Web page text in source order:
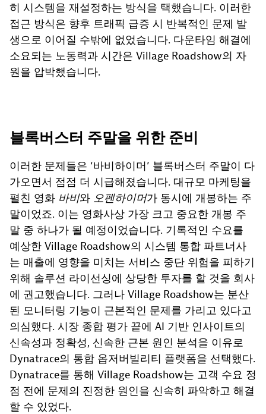
히 시스템을 재설정하는 방식을 택했습니다. 이러한
접근 방식은 향후 트래픽 급증 시 반복적인 문제 발
생으로 이어질 수밖에 없었습니다. 다운타임 해결에
소요되는 노동력과 시간은 Village Roadshow의 자
원을 압박했습니다.
블록버스터 주말을 위한 준비
이러한 문제들은 ‘바비하이머’ 블록버스터 주말이 다
가오면서 점점 더 시급해졌습니다. 대규모 마케팅을
펼친 영화 바비와 오펜하이머가 동시에 개봉하는 주
말이었죠. 이는 영화사상 가장 크고 중요한 개봉 주
말 중 하나가 될 예정이었습니다. 기록적인 수요를
예상한 Village Roadshow의 시스템 통합 파트너사
는 매출에 영향을 미치는 서비스 중단 위험을 피하기
위해 솔루션 라이선싱에 상당한 투자를 할 것을 회사
에 권고했습니다. 그러나 Village Roadshow는 분산
된 모니터링 기능이 근본적인 문제를 가리고 있다고
의심했다. 시장 종합 평가 끝에 AI 기반 인사이트의
신속성과 정확성, 신속한 근본 원인 분석을 이유로
Dynatrace의 통합 옵저버빌리티 플랫폼을 선택했다.
Dynatrace를 통해 Village Roadshow는 고객 수요 정
점 전에 문제의 진정한 원인을 신속히 파악하고 해결
할 수 있었다.